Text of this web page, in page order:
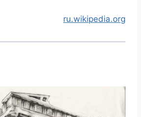
ru.wikipedia.org